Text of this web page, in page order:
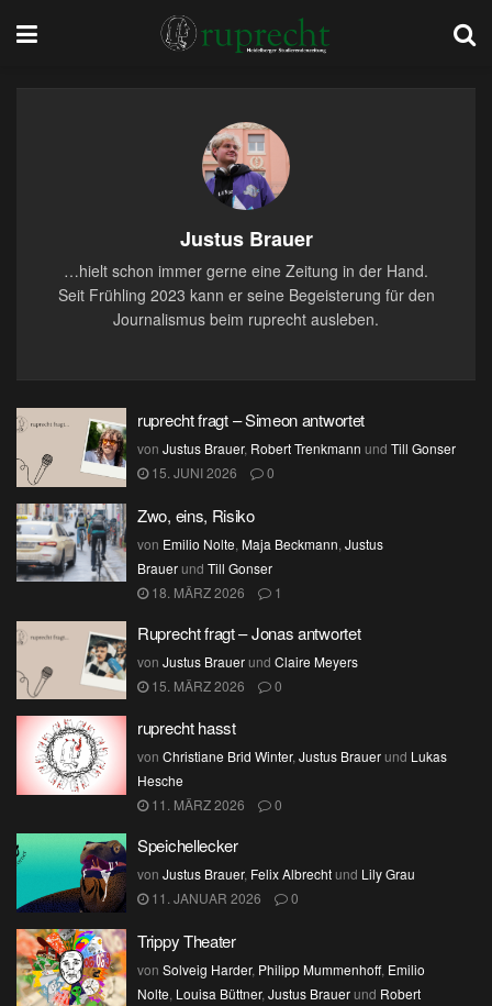
Justus Brauer
…hielt schon immer gerne eine Zeitung in der Hand.
Seit Frühling 2023 kann er seine Begeisterung für den
Journalismus beim ruprecht ausleben.
ruprecht fragt – Simeon antwortet
von Justus Brauer, Robert Trenkmann und Till Gonser
15. JUNI 2026
0
Zwo, eins, Risiko
von Emilio Nolte, Maja Beckmann, Justus
Brauerund Till Gonser
18. MÄRZ 2026
1
Ruprecht fragt – Jonas antwortet
von Justus Brauerund Claire Meyers
15. MÄRZ 2026
0
ruprecht hasst
von Christiane Brid Winter, Justus Brauerund Lukas
Hesche
11. MÄRZ 2026
0
Speichellecker
von Justus Brauer, Felix Albrechtund Lily Grau
11. JANUAR 2026
0
Trippy Theater
von Solveig Harder, Philipp Mummenhoff, Emilio
Nolte, Louisa Büttner, Justus Brauerund Robert